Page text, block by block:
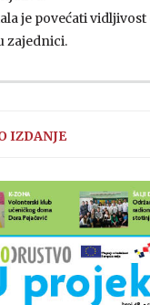
je povećati
zajednici.
IZDANJE